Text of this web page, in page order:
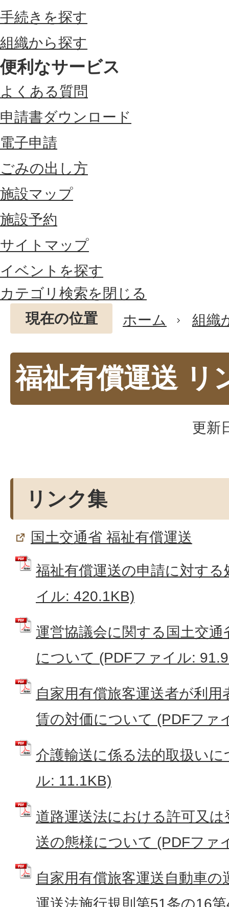
手続きを探す
組織から探す
便利なサービス
よくある質問
申請書ダウンロード
電子申請
ごみの出し方
施設マップ
施設予約
サイトマップ
イベントを探す
カテゴリ検索を閉じる
現在の位置
ホーム 組織
福祉有償運送 リ
更新
リンク集
国土交通省 福祉有償運送
福祉有償運送の申請に対す
イル: 420.1KB)
運営協議会に関する国土交
について (PDFファイル:
自家用有償旅客運送者が利
賃の対価について (PDFファ
介護輸送に係る法的取扱い
ル: 11.1KB)
道路運送法における許可又
送の態様について (PDFファ
自家用有償旅客運送自動車
運送法施行規則第51条の16